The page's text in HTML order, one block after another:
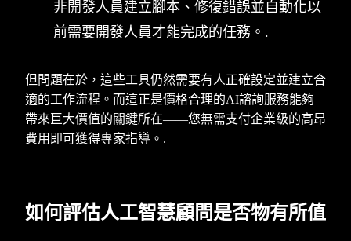
非開發人員建立腳本、修復錯誤並自動化以
前需要開發人員才能完成的任務。.
但問題在於，這些工具仍然需要有人正確設定並建立合
適的工作流程。而這正是價格合理的AI諮詢服務能夠
帶來巨大價值的關鍵所在——您無需支付企業級的高昂
費用即可獲得專家指導。.
如何評估人工智慧顧問是否物有所值